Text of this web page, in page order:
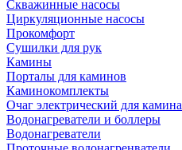
Скважинные насосы
Циркуляционные насосы
Прокомфорт
Сушилки для рук
Камины
Порталы для каминов
Каминокомплекты
Очаг электрический для камина
Водонагреватели и боллеры
Водонагреватели